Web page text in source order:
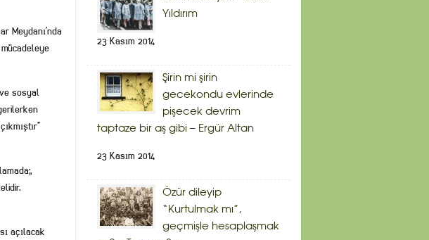
Meydanı’nda
mücadeleye
sosyal
açılacak
Yıldırım
23 Kasım 2014
Şirin mi şirin
gecekondu evlerinde
pişecek devrim
taptaze bir aş gibi – Ergür Altan
23 Kasım 2014
Özür dileyip
“Kurtulmak mı”,
geçmişle hesaplaşmak